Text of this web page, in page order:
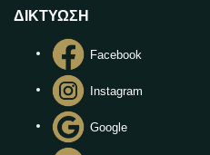
ΔΙΚΤΥΩΣΗ
Facebook
Instagram
Google